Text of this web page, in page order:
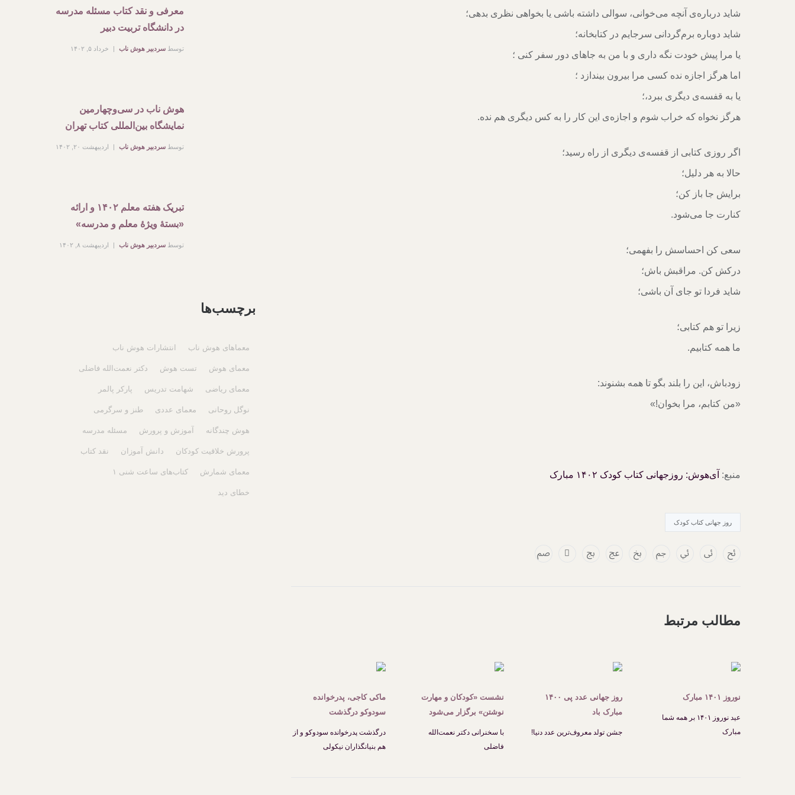
شاید درباره‌ی آنچه می‌خوانی، سوالی داشته باشی یا بخواهی نظری بدهی؛
شاید دوباره برم‌گردانی سرجایم در کتابخانه؛
یا مرا پیش خودت نگه داری و با من به جاهای دور سفر کنی ؛
اما هرگز اجازه نده کسی مرا بیرون بیندازد ؛
یا به قفسه‌ی دیگری ببرد،؛
هرگز نخواه که خراب شوم و اجازه‌ی این کار را به کس دیگری هم نده.
اگر روزی کتابی از قفسه‌‌ی دیگری از راه رسید؛
حالا به هر دلیل؛
برایش جا باز کن؛
کنارت جا می‌شود.
سعی کن احساسش را بفهمی؛
درکش کن. مراقبش باش؛
شاید فردا تو جای آن باشی؛
زیرا تو هم کتابی؛
ما همه کتابیم.
زودباش، این را بلند بگو تا همه بشنوند:
«من کتابم، مرا بخوان!»
منبع: آی‌هوش: روزجهانی کتاب کودک ۱۴۰۲ مبارک
روز جهانی کتاب کودک
مطالب مرتبط
نوروز ۱۴۰۱ مبارک
عید نوروز ۱۴۰۱ بر همه شما
مبارک
روز جهانی عدد پی ۱۴۰۰
مبارک باد
جشن تولد معروف‌ترین عدد دنیا!
نشست «کودکان و مهارت
نوشتن» برگزار می‌شود
با سخنرانی دکتر نعمت‌الله
فاضلی
ماکی کاجی، پدرخوانده
سودوکو درگذشت
درگذشت پدرخوانده سودوکو و از
هم بنیانگذاران نیکولی
معرفی و نقد کتاب مسئله مدرسه
در دانشگاه تربیت دبیر
توسط سردبیر هوش ناب خرداد ۵, ۱۴۰۲
هوش ناب در سی‌وچهارمین
نمایشگاه بین‌المللی کتاب تهران
توسط سردبیر هوش ناب اردیبهشت ۲۰, ۱۴۰۲
تبریک هفته معلم ۱۴۰۲ و ارائه
«بستۀ ویژۀ معلم و مدرسه»
توسط سردبیر هوش ناب اردیبهشت ۸, ۱۴۰۲
برچسب‌ها
معماهای هوش ناب انتشارات هوش ناب
معمای هوش تست هوش دکتر نعمت‌الله فاضلی
معمای ریاضی شهامت تدریس پارکر پالمر
نوگل روحانی معمای عددی طنز و سرگرمی
هوش چندگانه آموزش و پرورش مسئله مدرسه
پرورش خلاقیت کودکان دانش آموزان نقد کتاب
معمای شمارش کتاب‌های ساعت شنی ۱
خطای دید